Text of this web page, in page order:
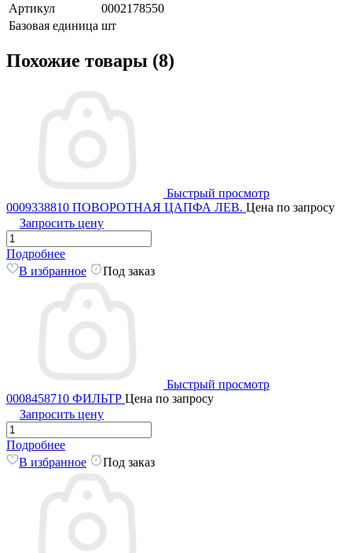
Артикул
0002178550
Базовая единица шт
Похожие товары (8)
Быстрый просмотр
0009338810 ПОВОРОТНАЯ ЦАПФА ЛЕВ. Цена по запросу
Запросить цену
Подробнее
В избранное
Под заказ
Быстрый просмотр
0008458710 ФИЛЬТР Цена по запросу
Запросить цену
Подробнее
В избранное
Под заказ